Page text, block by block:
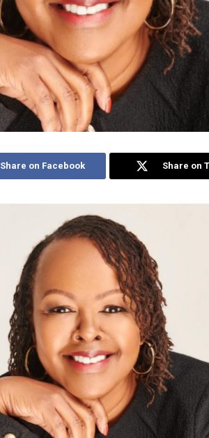
Share on Facebook Share on